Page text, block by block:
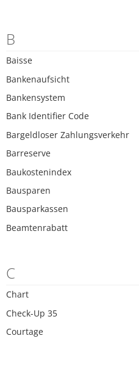
B
Baisse
Bankenaufsicht
Bankensystem
Bank Identifier Code
Bargeldloser Zahlungsverkehr
Barreserve
Baukostenindex
Bausparen
Bausparkassen
Beamtenrabatt
C
Chart
Check-Up 35
Courtage